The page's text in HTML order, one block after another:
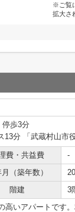
※ご覧
拡大さ
停歩3分
13分 「武蔵村山市
費・共益費
-
（築年数）
階建 3
高いアパートです